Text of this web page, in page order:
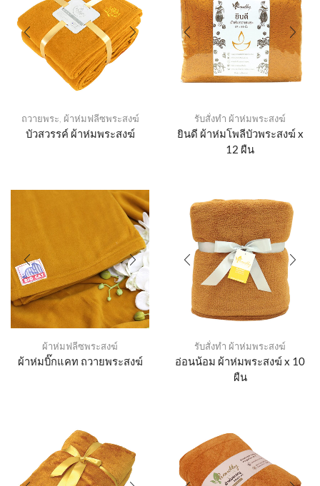
ถวายพระ ผ้าห่มฟลีซพระสงฆ์
บัวสวรรค์ ผ้าห่มพระสงฆ์
รับสั่งทำ ผ้าห่มพระสงฆ์
ยินดี ผ้าห่มโพลีบัวพระสงฆ์ x
12 ผืน
ผ้าห่มฟลีซพระสงฆ์
ผ้าห่มบิ๊กแคท ถวายพระสงฆ์
รับสั่งทำ ผ้าห่มพระสงฆ์
อ่อนน้อม ผ้าห่มพระสงฆ์ x 10
ผืน